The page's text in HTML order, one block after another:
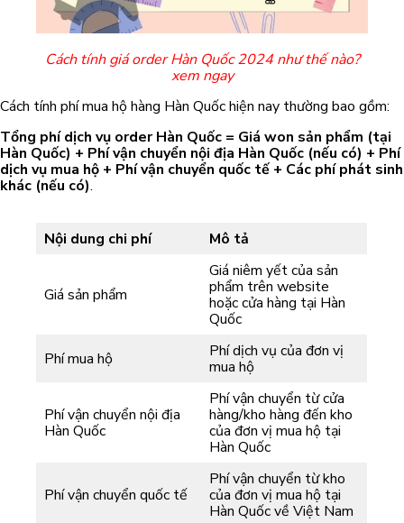
Cách tính giá order Hàn Quốc 2024 như thế nào?
xem ngay
Cách tính phí mua hộ hàng Hàn Quốc hiện nay thường bao gồm:
Tổng phí dịch vụ order Hàn Quốc = Giá won sản phẩm (tại
Hàn Quốc) + Phí vận chuyển nội địa Hàn Quốc (nếu có) + Phí
dịch vụ mua hộ + Phí vận chuyển quốc tế + Các phí phát sinh
khác (nếu có).
Nội dung chi phí Mô tả
Giá sản phẩm
Giá niêm yết của sản
phẩm trên website
hoặc cửa hàng tại Hàn
Quốc
Phí mua hộ
Phí dịch vụ của đơn vị
mua hộ
Phí vận chuyển nội địa
Hàn Quốc
Phí vận chuyển từ cửa
hàng/kho hàng đến kho
của đơn vị mua hộ tại
Hàn Quốc
Phí vận chuyển quốc tế
Phí vận chuyển từ kho
của đơn vị mua hộ tại
Hàn Quốc về Việt Nam